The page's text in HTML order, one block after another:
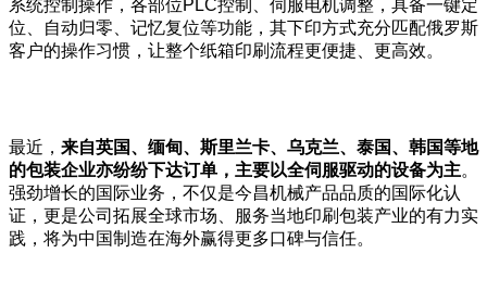
系统控制操作，各部位PLC控制、伺服电机调整，具备一键定
位、自动归零、记忆复位等功能，其下印方式充分匹配俄罗斯
客户的操作习惯，让整个纸箱印刷流程更便捷、更高效。
最近， 来自英国、缅甸、斯里兰卡、乌克兰、泰国、韩国等地
的包装企业亦纷纷下达订单，主要以全伺服驱动的设备为主。
强劲增长的国际业务，不仅是今昌机械产品品质的国际化认
证，更是公司拓展全球市场、服务当地印刷包装产业的有力实
践，将为中国制造在海外赢得更多口碑与信任。